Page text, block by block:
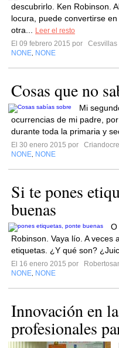
descubrirlo. Ken Robinson.
locura, puede convertirse
otra...
Leer el resto
El 09 febrero 2015 por
Cesvillas
NONE NONE
Cosas que no
Mi
ocurrencias de mi padre,
durante toda la primaria y
El 30 enero 2015 por
NONE NONE
Si te pones
buenas
O
Robinson. Vaya lío. A veces
etiquetas. ¿Y qué son?
El 16 enero 2015 por
NONE NONE
Innovación en
profesionales